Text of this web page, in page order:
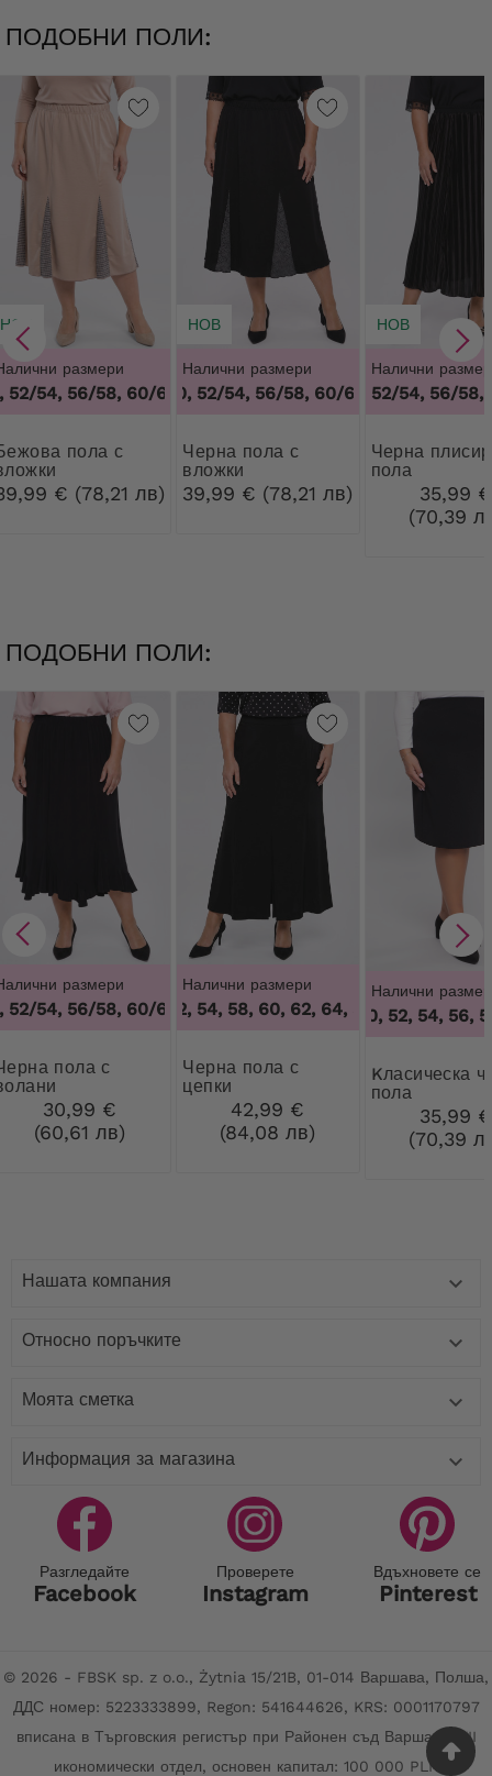
ПОДОБНИ ПОЛИ:
НОВ
размери
54, 56/58, 60/62 48/50, 52/54, 56/58, 60/62
с
€ (78,21 лв)
НОВ
Налични размери
48/50, 52/54, 56/58, 60/62 48/50, 52/54,
Черна пола с
вложки
39,99 € (78,21 лв)
НОВ
Налични
52/54, 56/58,
Черна плисирана
пола
35,99 €
(70,39
ПОДОБНИ ПОЛИ:
размери
54, 56/58, 60/62 48/50, 52/54, 56/58, 60/62
с
30,99 €
(60,61 лв)
Налични размери
50, 52, 54, 58, 60, 62, 64,50, 52, 54, 58,
Черна пола с
цепки
42,99 €
(84,08 лв)
Налични
46, 50, 52, 54, 56,
Kласическа черна
пола
35,99 €
(70,39
Нашата компания 
Относно поръчките 
Моята сметка 
Информация за магазина 
Разгледайте
Facebook
Проверете
Instagram
Вдъхновете се
Pinterest
© 2026 - FBSK sp. z o.o., Żytnia 15/21B, 01-014 Варшава, Полша,
ДДС номер: 5223333899, Regon: 541644626, KRS: 0001170797
вписана в Търговския регистър при Районен съд Варшава, XII
икономически отдел, основен капитал: 100 000 PLN